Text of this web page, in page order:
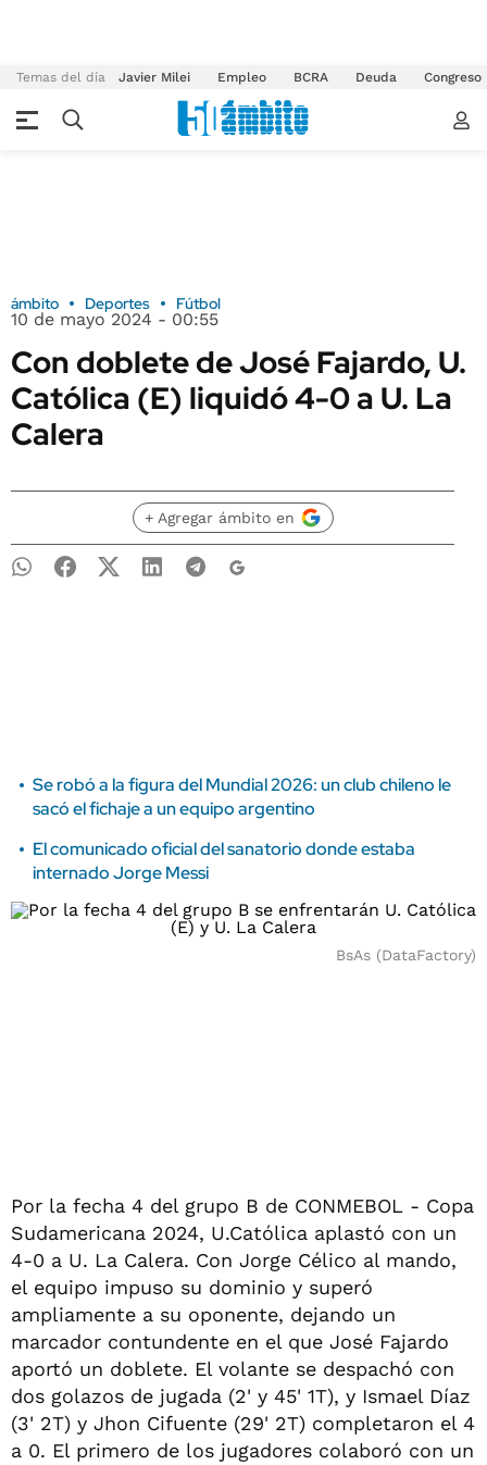
Temas del día Javier Milei Empleo BCRA Deuda Congreso
ámbito Deportes Fútbol
10 de mayo 2024 - 00:55
Con doblete de José Fajardo, U.
Católica (E) liquidó 4-0 a U. La
Calera
+ Agregar ámbito en
Se robó a la figura del Mundial 2026: un club chileno le
sacó el fichaje a un equipo argentino
El comunicado oficial del sanatorio donde estaba
internado Jorge Messi
BsAs (DataFactory)
Por la fecha 4 del grupo B de CONMEBOL - Copa
Sudamericana 2024, U.Católica aplastó con un
4-0 a U. La Calera. Con Jorge Célico al mando,
el equipo impuso su dominio y superó
ampliamente a su oponente, dejando un
marcador contundente en el que José Fajardo
aportó un doblete. El volante se despachó con
dos golazos de jugada (2' y 45' 1T), y Ismael Díaz
(3' 2T) y Jhon Cifuente (29' 2T) completaron el 4
a 0. El primero de los jugadores colaboró con un